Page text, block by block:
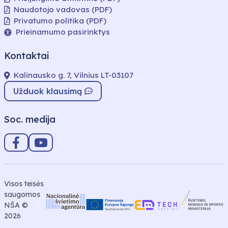
Naudotojo vadovas (PDF)
Privatumo politika (PDF)
Prieinamumo pasirinktys
Kontaktai
Kalinausko g. 7, Vilnius LT-03107
Užduok klausimą
Soc. medija
Visos teisės
saugomos
NŠA ©
2026